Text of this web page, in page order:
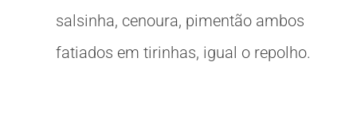
salsinha, cenoura, pimentão ambos
fatiados em tirinhas, igual o repolho.